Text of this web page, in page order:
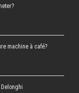
machine à café?